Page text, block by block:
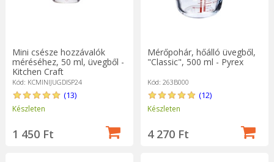
Mini csésze hozzávalók
méréséhez, 50 ml, üvegből -
Kitchen Craft
Kód: KCMINIJUGDISP24
(13)
Készleten
1 450 Ft
Mérőpohár, hőálló üvegből,
"Classic", 500 ml - Pyrex
Kód: 263B000
(12)
Készleten
4 270 Ft